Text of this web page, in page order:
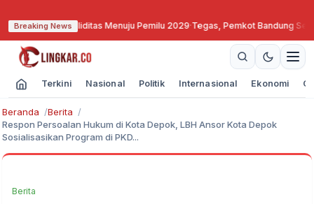
Breaking News
Soliditas Menuju Pemilu 2029·Tegas, Pemkot Bandung Segel dan
Terkini Nasional Politik Internasional Ekonomi
Beranda
Berita
Respon Persoalan Hukum di Kota Depok, LBH Ansor Kota Depok
Sosialisasikan Program di PKD...
Berita